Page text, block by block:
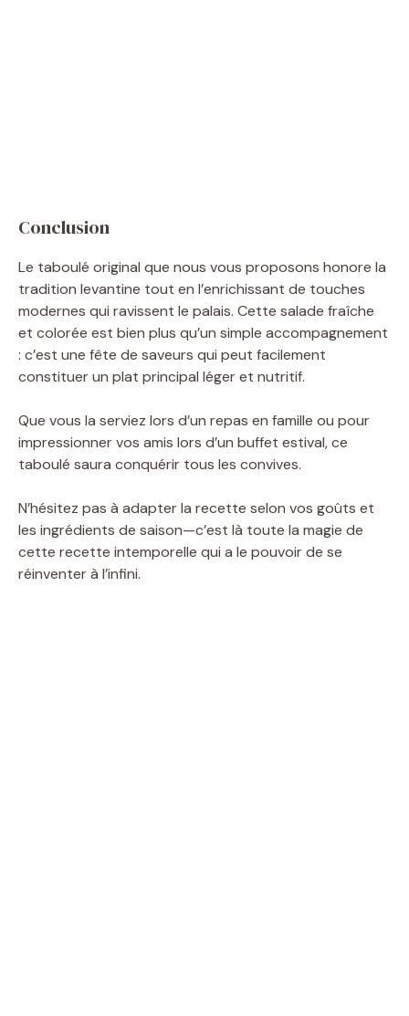
Conclusion
Le taboulé original que nous vous proposons honore la
tradition levantine tout en l’enrichissant de touches
modernes qui ravissent le palais. Cette salade fraîche
et colorée est bien plus qu’un simple accompagnement
: c’est une fête de saveurs qui peut facilement
constituer un plat principal léger et nutritif.
Que vous la serviez lors d’un repas en famille ou pour
impressionner vos amis lors d’un buffet estival, ce
taboulé saura conquérir tous les convives.
N’hésitez pas à adapter la recette selon vos goûts et
les ingrédients de saison—c’est là toute la magie de
cette recette intemporelle qui a le pouvoir de se
réinventer à l’infini.